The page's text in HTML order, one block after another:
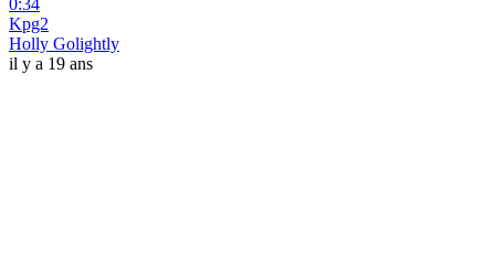
0:34
Kpg2
Holly Golightly
il y a 19 ans